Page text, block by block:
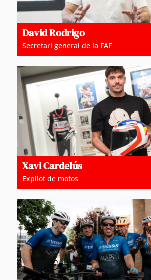
David Rodrigo
Secretari general de la FAF
Xavi Cardelús
Expilot de motos